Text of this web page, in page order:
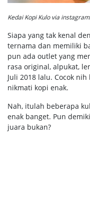
Kedai Kopi Kulo via
Siapa yang tak kenal
ternama dan memiliki
pun ada outlet yang
rasa original, alpukat,
Juli 2018 lalu. Cocok
nikmati kopi enak.
Nah, itulah beberapa
enak banget. Pun
juara bukan?